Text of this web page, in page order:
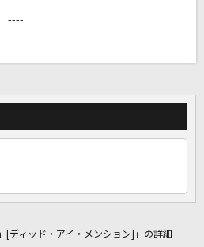
ラオケ歌い放題！
----
----
[ディッド・アイ・メンション]」の詳細